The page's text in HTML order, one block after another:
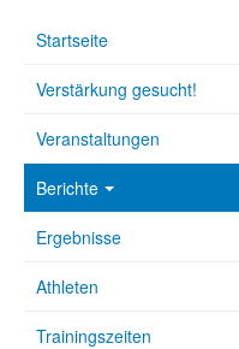
Startseite
Verstärkung gesucht!
Veranstaltungen
Berichte
Ergebnisse
Athleten
Trainingszeiten